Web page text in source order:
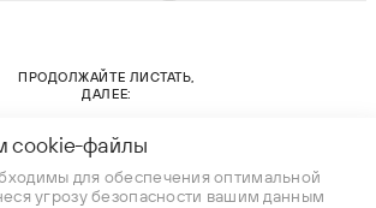
ПРОДОЛЖАЙТЕ ЛИСТАТЬ,
ДАЛЕЕ:
коллекция
cookie-файлы
для обеспечения оптимальной
угрозу безопасности вашим данным